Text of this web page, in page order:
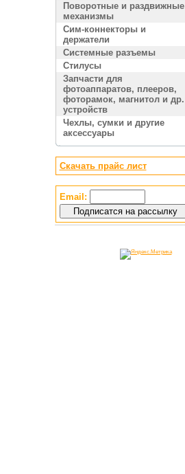
Поворотные и раздвижные
механизмы
Сим-коннекторы и
держатели
Системные разъемы
Стилусы
Запчасти для
фотоаппаратов, плееров,
фоторамок, магнитол и др.
устройств
Чехлы, сумки и другие
аксессуары
Скачать прайс лист
Email: